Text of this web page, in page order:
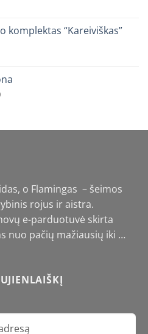
komplektas “Kareiviškas”
Price
through
o Flamingas – šeimos
rojus ir aistra.
e-parduotuvė skirta
nuo pačių mažiausių iki …